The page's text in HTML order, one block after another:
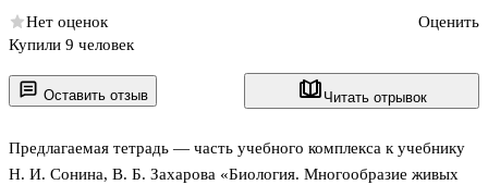
Оставить отзыв Читать отрывок
Предлагаемая тетрадь — часть учебного комплекса к учебнику
Н. И. Сонина, В. Б. Захарова «Биология. Многообразие живых
Нет оценок
Оценить
Купили 9 человек